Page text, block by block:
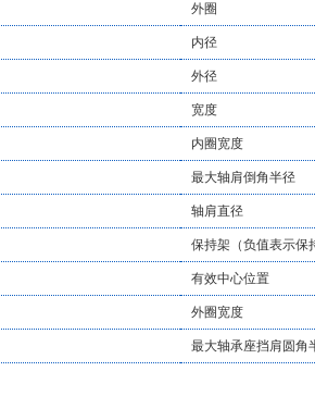
外圈
内径
外径
宽度
内圈宽度
最大轴肩倒角半径
轴肩直径
保持架（负值表示保
大端面）
有效中心位置
外圈宽度
最大轴承座挡肩圆角